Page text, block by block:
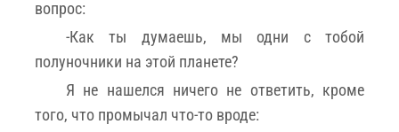
вопрос:
-Как ты думаешь, мы одни с тобой
полуночники на этой планете?
Я не нашелся ничего не ответить, кроме
того, что промычал что-то вроде: